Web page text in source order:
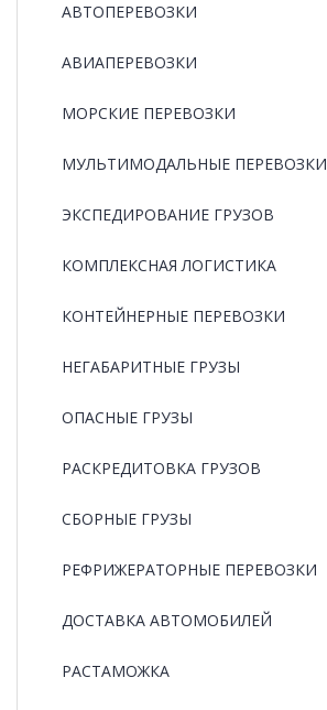
АВТОПЕРЕВОЗКИ
АВИАПЕРЕВОЗКИ
МОРСКИЕ ПЕРЕВОЗКИ
МУЛЬТИМОДАЛЬНЫЕ ПЕРЕВОЗКИ
ЭКСПЕДИРОВАНИЕ ГРУЗОВ
КОМПЛЕКСНАЯ ЛОГИСТИКА
КОНТЕЙНЕРНЫЕ ПЕРЕВОЗКИ
НЕГАБАРИТНЫЕ ГРУЗЫ
ОПАСНЫЕ ГРУЗЫ
РАCКРЕДИТОВКА ГРУЗОВ
СБОРНЫЕ ГРУЗЫ
РЕФРИЖЕРАТОРНЫЕ ПЕРЕВОЗКИ
ДОСТАВКА АВТОМОБИЛЕЙ
РАСТАМОЖКА